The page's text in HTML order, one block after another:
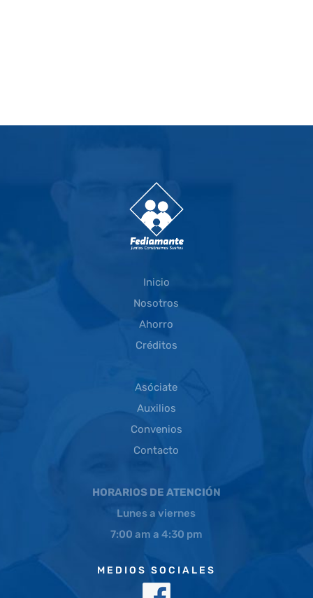
Inicio
Nosotros
Ahorro
Créditos
Asóciate
Auxilios
Convenios
Contacto
HORARIOS DE ATENCIÓN
Lunes a viernes
7:00 am a 4:30 pm
MEDIOS SOCIALES